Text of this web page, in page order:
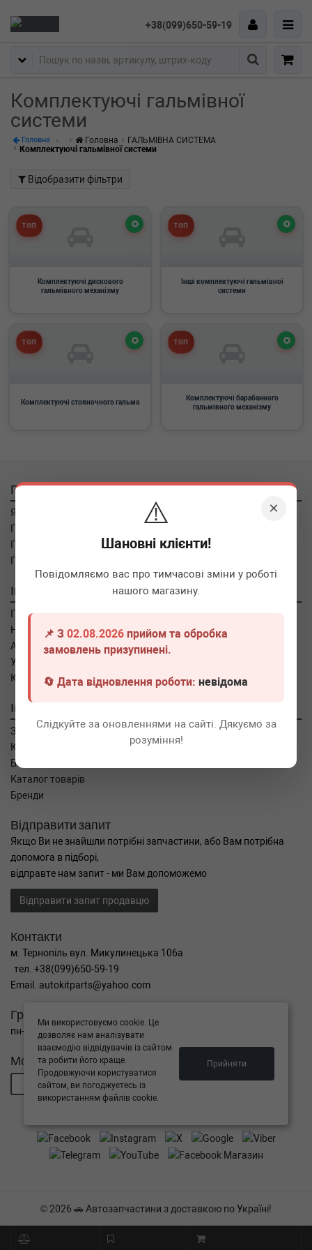
×
⚠️
Шановні клієнти!
Повідомляємо вас про тимчасові зміни у роботі
нашого магазину.
📌 З02.08.2026 прийом та обробка
замовлень призупинені.
🔄 Дата відновлення роботи:невідома
Слідкуйте за оновленнями на сайті. Дякуємо за
розуміння!
+38(099)650-59-19
Пошук
Комплектуючі гальмівної
системи
Головна Головна
ГАЛЬМІВНА СИСТЕМА
Комплектуючі гальмівної системи
Відобразити фільтри
ТОП
Комплектуючі дискового
гальмівного механізму
ТОП
Інші комплектуючі гальмівної
системи
ТОП
Комплектуючі стояночного гальма
ТОП
Комплектуючі барабанного
гальмівного механізму
Покупцям
Як замовити
Про оплату
Про доставку
Про повернення
Інформація
Про компанію
Новини
Автоблог
Угода користувача
Контакти
Інтернет магазин
Замовлення
Кошик
Баланс
Каталог товарів
Бренди
Відправити запит
Якщо Ви не знайшли потрібні запчастини, або Вам потрібна
допомога в підборі,
відправте нам запит - ми Вам допоможемо
Відправити запит продавцю
Контакти
м. Тернопіль вул. Микулинецька 106а
тел. +38(099)650-59-19
Email. autokitparts@yahoo.com
Графік роботи
пн-пт з 9:00 до 17:00, сб - вихідний, нд - вихідний
Можна розраховуватися
© 2026 🚗 Автозапчастини з доставкою по Україні!
Ми використовуємо cookie. Це
дозволяє нам аналізувати
взаємодію відвідувачів із сайтом
та робити його краще.
Продовжуючи користуватися
сайтом, ви погоджуєтесь із
використанням файлів cookie.
Прийняти